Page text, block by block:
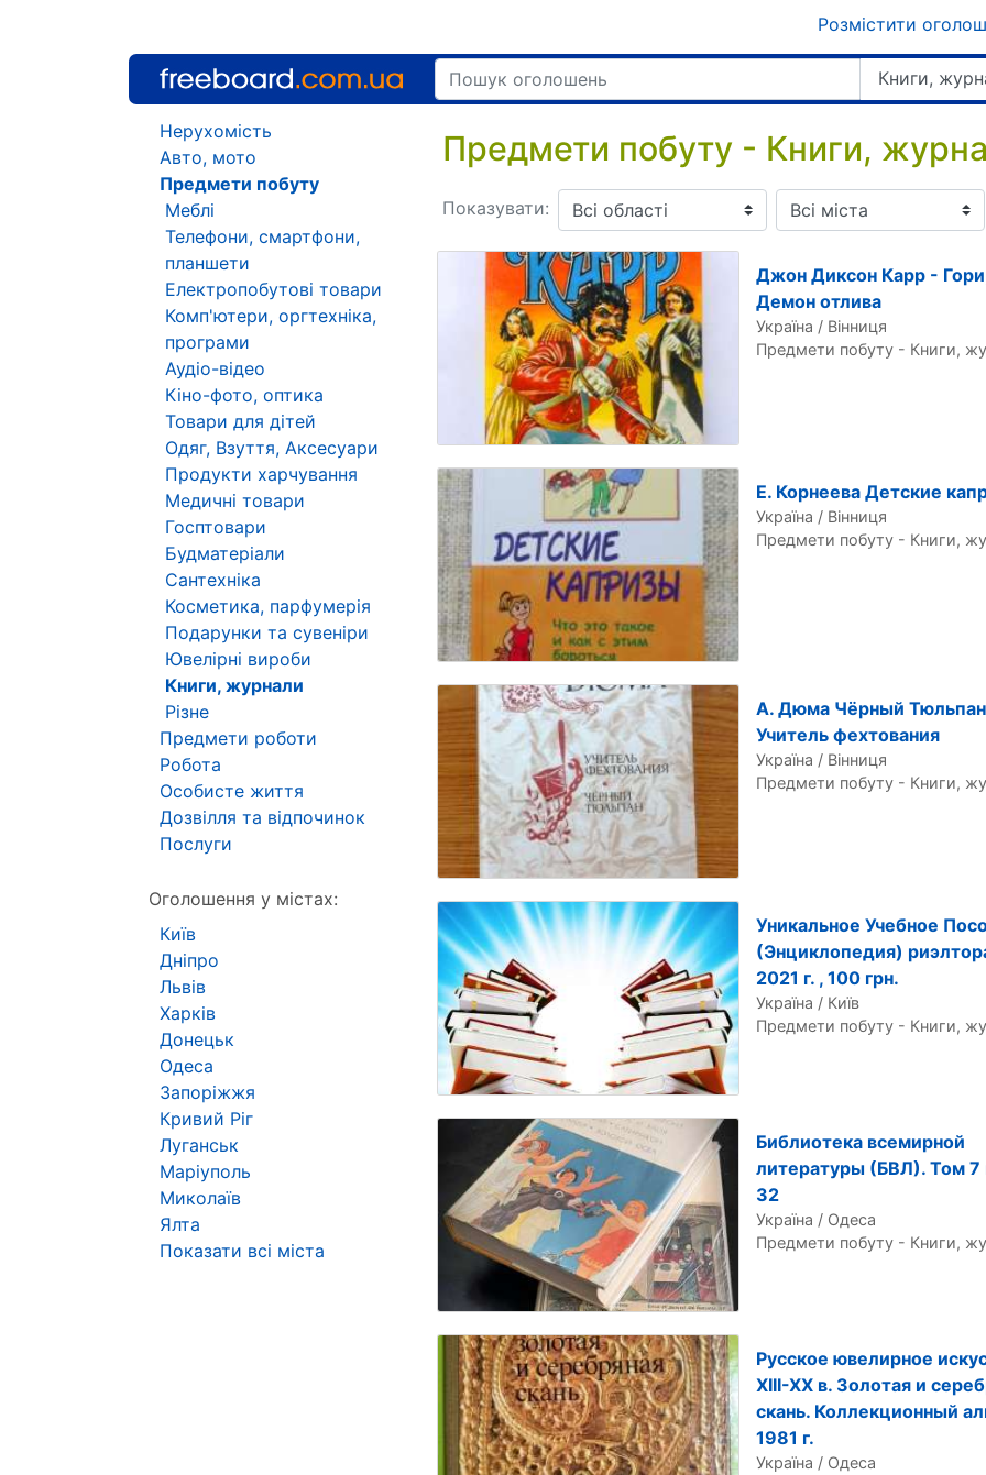
Розмістити
Книги,
Предмети побуту - Книги,
Показувати:
Джон Диксон Карр -
Демон отлива
Україна / Вінниця
Предмети побуту - Книги,
Е. Корнеева Детские
Україна / Вінниця
Предмети побуту - Книги,
А. Дюма Чёрный
Учитель фехтования
Україна / Вінниця
Предмети побуту - Книги,
Уникальное Учебное
(Энциклопедия)
2021 г. , 100 грн.
Україна / Київ
Предмети побуту - Книги,
Библиотека всемирной
литературы (БВЛ). Том 7
32
Україна / Одеса
Предмети побуту - Книги,
Русское ювелирное
XIII-XX в. Золотая и
скань. Коллекционный
1981 г.
Україна / Одеса
Нерухомість
Авто, мото
Предмети побуту
Меблі
Телефони, смартфони,
планшети
Електропобутові товари
Комп'ютери, оргтехніка,
програми
Аудіо-відео
Кіно-фото, оптика
Товари для дітей
Одяг, Взуття, Аксесуари
Продукти харчування
Медичні товари
Госптовари
Будматеріали
Сантехніка
Косметика, парфумерія
Подарунки та сувеніри
Ювелірні вироби
Книги, журнали
Різне
Предмети роботи
Робота
Особисте життя
Дозвілля та відпочинок
Послуги
Оголошення у містах:
Київ
Дніпро
Львів
Харків
Донецьк
Одеса
Запоріжжя
Кривий Ріг
Луганськ
Маріуполь
Миколаїв
Ялта
Показати всі міста